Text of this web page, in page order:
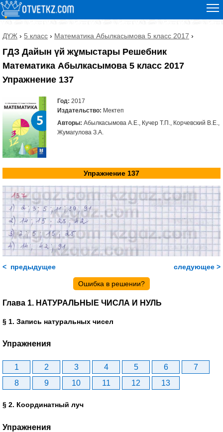
ДҮЖ › 5 класс › Математика ⁠Абылкасымова 5 класс 2017 ›
ГДЗ Дайын үй жұмыстары Решебник
Математика ⁠Абылкасымова 5 класс 2017
Упражнение 137
Год: 2017
Издательство: Мектеп
Авторы: ⁠Абылкасымова А.Е., Кучер Т.П., Корчевский В.Е.,
Жумагулова З.А.
Упражнение 137
< предыдущее следующее >
Ошибка в решении?
Глава 1. НАТУРАЛЬНЫЕ ЧИСЛА И НУЛЬ
§ 1. Запись натуральных чисел
Упражнения
1 2 3 4 5 6
7
8
9 10 11 12 13
§ 2. Координатный луч
Упражнения